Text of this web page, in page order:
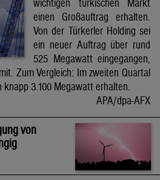
wichtigen türkischen Markt
einen Großauftrag erhalten.
Von der Türkerler Holding sei
ein neuer Auftrag über rund
525 Megawatt eingegangen,
Zum Vergleich: Im zweiten Quartal
3.100 Megawatt erhalten.
APA/dpa-AFX
von